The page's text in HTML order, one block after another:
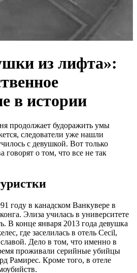
из лифта»:
в истории
продолжает будоражить умы
следователи уже нашли
с девушкой. Вот только
говорят о том, что все не так
году в канадском Ванкувере в
Элиза училась в университете
В конце января 2013 года девушка
где заселилась в отель Cecil,
Дело в том, что именно в
проживали серийные убийцы
Рамирес. Кроме того, в отеле